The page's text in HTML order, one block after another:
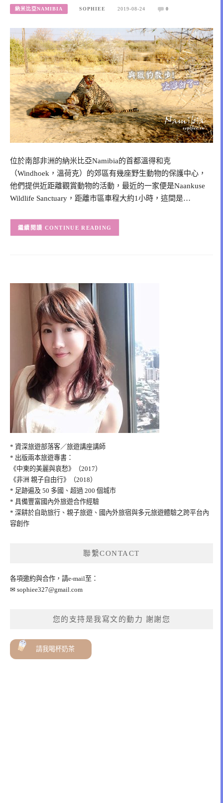
納米比亞NAMIBIA SOPHIEE 2019-08-24 0
位於南部非洲的納米比亞Namibia的首都溫得和克
（Windhoek，溫荷克）的郊區有幾座野生動物的保護中心，
他們提供近距離觀賞動物的活動，最近的一家便是Naankuse
Wildlife Sanctuary，距離市區車程大約1小時，這間是…
CONTINUE READING
* 資深旅遊部落客／旅遊講座講師
* 出版兩本旅遊專書：
《中東的美麗與哀愁》（2017）
《非洲 親子自由行》（2018）
* 足跡遍及 50 多國、超過 200 個城市
* 具備豐富國內外旅遊合作經驗
* 深耕於自助旅行、親子旅遊、國內外旅宿與多元旅遊體驗之跨平台內
容創作
聯繫CONTACT
各項邀約與合作，請e-mail至：
✉ sophiee327@gmail.com
您的支持是我寫文的動力 謝謝您
請我喝杯奶茶